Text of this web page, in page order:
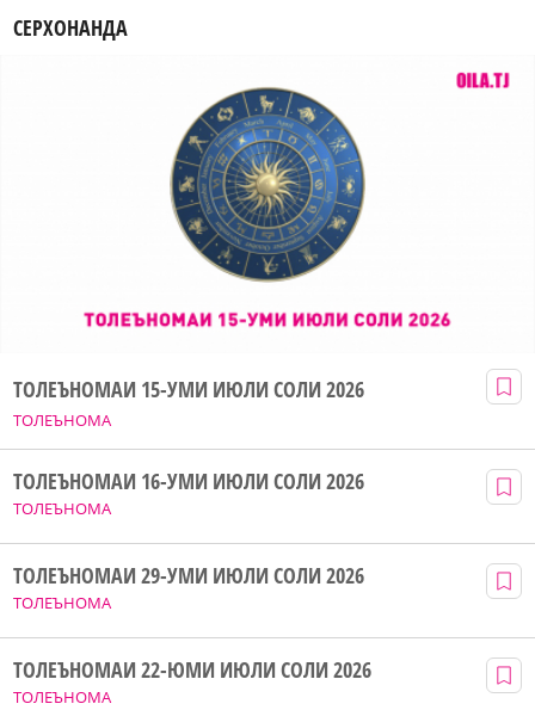
СЕРХОНАНДА
ТОЛЕЪНОМА
ТОЛЕЪНОМАИ 15-УМИ ИЮЛИ СОЛИ 2026
ТОЛЕЪНОМА
ТОЛЕЪНОМАИ 16-УМИ ИЮЛИ СОЛИ 2026
ТОЛЕЪНОМА
ТОЛЕЪНОМАИ 29-УМИ ИЮЛИ СОЛИ 2026
ТОЛЕЪНОМА
ТОЛЕЪНОМАИ 22-ЮМИ ИЮЛИ СОЛИ 2026